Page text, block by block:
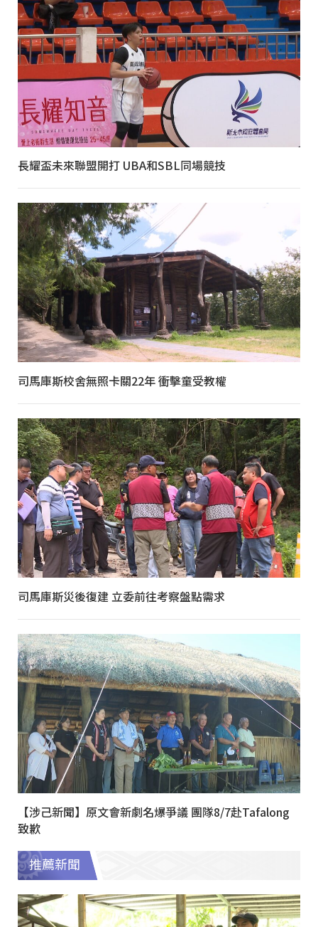
長耀盃未來聯盟開打 UBA和SBL同場競技
司馬庫斯校舍無照卡關22年 衝擊童受教權
司馬庫斯災後復建 立委前往考察盤點需求
【涉己新聞】原文會新劇名爆爭議 團隊8/7赴Tafalong
致歉
推薦新聞